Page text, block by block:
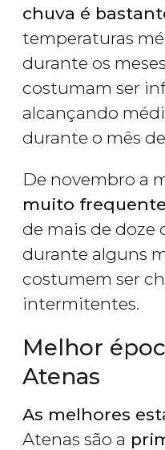
chuva é
temperaturas
durante os
costumam ser
alcançando
durante o mês
De novembro a
muito
de mais de doze
durante alguns
costumem ser
intermitentes.
Melhor
Atenas
As melhores
Atenas são a